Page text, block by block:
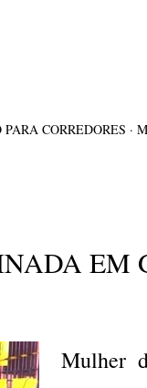
CORREDORES
EM
Mulher